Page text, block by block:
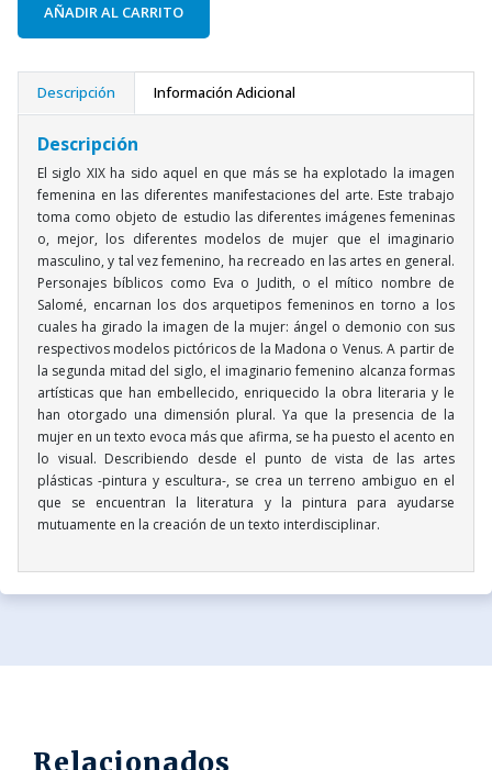
AÑADIR AL CARRITO
Descripción Información Adicional
Descripción
El siglo XIX ha sido aquel en que más se ha explotado la imagen
femenina en las diferentes manifestaciones del arte. Este trabajo
toma como objeto de estudio las diferentes imágenes femeninas
o, mejor, los diferentes modelos de mujer que el imaginario
masculino, y tal vez femenino, ha recreado en las artes en general.
Personajes bíblicos como Eva o Judith, o el mítico nombre de
Salomé, encarnan los dos arquetipos femeninos en torno a los
cuales ha girado la imagen de la mujer: ángel o demonio con sus
respectivos modelos pictóricos de la Madona o Venus. A partir de
la segunda mitad del siglo, el imaginario femenino alcanza formas
artísticas que han embellecido, enriquecido la obra literaria y le
han otorgado una dimensión plural. Ya que la presencia de la
mujer en un texto evoca más que afirma, se ha puesto el acento en
lo visual. Describiendo desde el punto de vista de las artes
plásticas -pintura y escultura-, se crea un terreno ambiguo en el
que se encuentran la literatura y la pintura para ayudarse
mutuamente en la creación de un texto interdisciplinar.
Relacionados